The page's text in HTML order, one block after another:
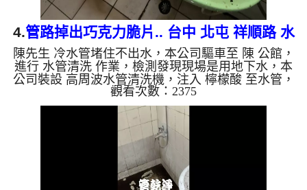
4.管路掉出巧克力脆片.. 台中 北屯 祥順路 水
管清洗
陳先生 冷水管堵住不出水，本公司驅車至 陳 公館，
進行 水管清洗 作業，檢測發現現場是用地下水，本
公司裝設 高周波水管清洗機，注入 檸檬酸 至水管，
等了約15分，開啟 水管清洗機 ，啟動 螺旋波 模式，
一洗水管就流出黑水，還掉出一塊塊異物，就像是巧
克力脆片，髒水源源不絕，四個多小時後，出水量恢
復了。 如是自來水，如水管老化，會產生鐵鏽跟泥
沙堆積，洗出來的水就會是咖啡色，地下水含有氧化
錳，管壁上會結成黑色管垢，洗出來的水會跟石油一
樣黑，有些洗出綠色的水，是因為裡面有銅的物質，
生鏽產生銅綠，如...
觀看次數：2375